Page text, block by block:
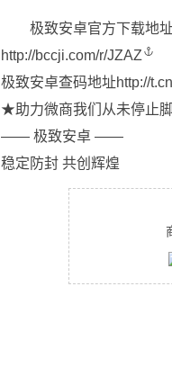
极致安卓官方下载地址
http://bccji.com/r/JZAZ
极致安卓查码地址http://
★助力微商我们从未停止
—— 极致安卓 ——
稳定防封 共创辉煌